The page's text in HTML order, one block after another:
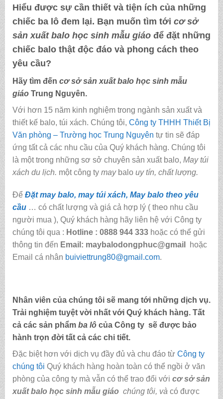
Hiểu được sự cần thiết và tiện ích của những
chiếc ba lô đem lại. Bạn muốn tìm tới cơ sở
sản xuất balo học sinh mẫu giáo để đặt những
chiếc balo thật độc đáo và phong cách theo
yêu cầu?
Hãy tìm đến cơ sở sản xuất balo học sinh mẫu
giáo Trung Nguyên.
Với hơn 15 năm kinh nghiệm trong ngành sản xuất và
thiết kế balo, túi xách. Chúng tôi, Công ty THHH Thiết Bị
Văn phòng – Trường học Trung Nguyên tự tin sẽ đáp
ứng tất cả các nhu cầu của Quý khách hàng. Chúng tôi
là một trong những sơ sở chuyên sản xuất balo, May túi
xách du lịch. một công tymaybalo uy tín, chất lượng.
Để Đặt may balo, may túi xách, May balo theo yêu
cầu… có chất lượng và giá cả hợp lý ( theo nhu cầu
người mua ), Quý khách hàng hãy liên hệ với Công ty
chúng tôi qua : Hotline : 0888 944 333hoặc có thể gửi
thông tin đến Email: maybalodongphuc@gmail
hoặc
Email cá nhân buiviettrung80@gmail.com.
Nhân viên của chúng tôi sẽ mang tới những dịch vụ.
Trải nghiệm tuyệt vời nhất với Quý khách hàng. Tất
cả các sản phẩmba lô của Công ty sẽ được bảo
hành trọn đời tất cả các chi tiết.
Đặc biệt hơn với dịch vụ đầy đủ và chu đáo từ Công ty
chúng tôi Quý khách hàng hoàn toàn có thể ngồi ở văn
phòng của công ty mà vẫn có thể trao đổi với cơ sở sản
xuất balo học sinh mẫu giáo chúng tôi, và có được